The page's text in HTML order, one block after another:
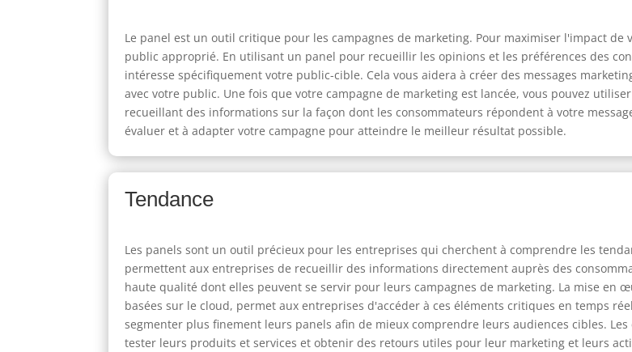
Le panel est un outil critique pour les campagnes de marketing. Pour maximiser l'impact
public approprié. En utilisant un panel pour recueillir les opinions et les préférences des
intéresse spécifiquement votre public-cible. Cela vous aidera à créer des messages
avec votre public. Une fois que votre campagne de marketing est lancée, vous pouvez
recueillant des informations sur la façon dont les consommateurs répondent à votre
évaluer et à adapter votre campagne pour atteindre le meilleur résultat possible.
Tendance
Les panels sont un outil précieux pour les entreprises qui cherchent à comprendre les
permettent aux entreprises de recueillir des informations directement auprès des
haute qualité dont elles peuvent se servir pour leurs campagnes de marketing. La mise en
basées sur le cloud, permet aux entreprises d'accéder à ces éléments critiques en temps
segmenter plus finement leurs panels afin de mieux comprendre leurs audiences cibles.
tester leurs produits et services et obtenir des retours utiles pour leur marketing et leurs